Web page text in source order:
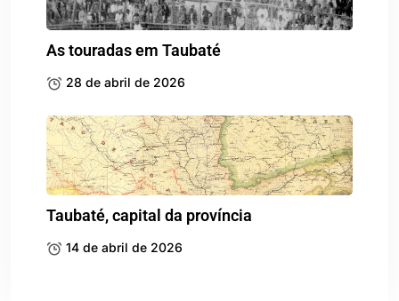
As touradas em Taubaté
28 de abril de 2026
Taubaté, capital da província
14 de abril de 2026